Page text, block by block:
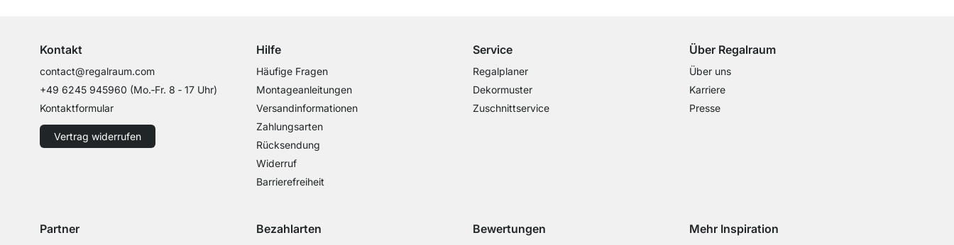
Kontakt
contact@regalraum.com
+49 6245 945960 (Mo.‑Fr. 8 ‑ 17 Uhr)
Kontaktformular
Vertrag widerrufen
Hilfe
Häufige Fragen
Montageanleitungen
Versandinformationen
Zahlungsarten
Rücksendung
Widerruf
Barrierefreiheit
Service
Regalplaner
Dekormuster
Zuschnittservice
Über Regalraum
Über uns
Karriere
Presse
Partner Bezahlarten Bewertungen Mehr Inspiration